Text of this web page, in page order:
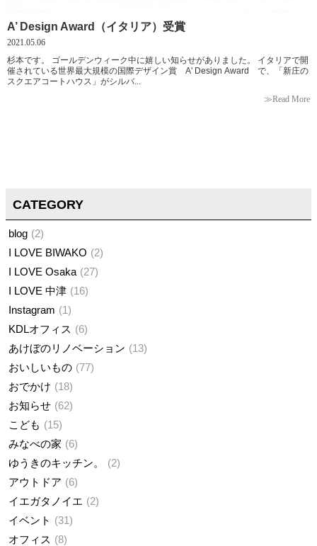
A’ Design Award（イタリア）受賞
2021.05.06
杉本です。 ゴールデンウィーク中に嬉しい知らせがありました。 イタリアで開
催されている世界最大規模の国際デザイン賞 A' Design Award で、「新庄の
スクエアコートハウス」がシルバ...
≫Read More
CATEGORY
blog
2
I LOVE BIWAKO
2
I LOVE Osaka
27
I LOVE 中津
16
Instagram
1
KDLオフィス
6
あけぼのリノベーション
13
おいしいもの 77
おでかけ
18
お知らせ
62
こども
15
みなべの家
6
ゆうきのキッチン。
2
アウトドア
6
イエガタノイエ
2
イベント
31
オフィス
8